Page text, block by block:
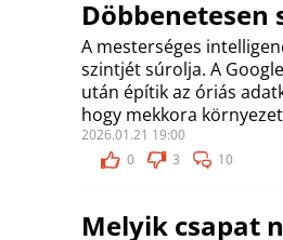
Döbbenetesen
A mesterséges
szintjét súrolja. A
után építik az óriás
hogy mekkora
2026.01.21 19:00
0
3 10
Melyik csapat